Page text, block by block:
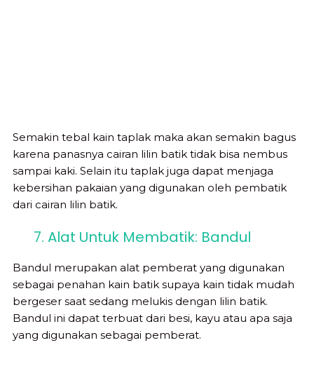
Semakin tebal kain taplak maka akan semakin bagus
karena panasnya cairan lilin batik tidak bisa nembus
sampai kaki. Selain itu taplak juga dapat menjaga
kebersihan pakaian yang digunakan oleh pembatik
dari cairan lilin batik.
7. Alat Untuk Membatik: Bandul
Bandul merupakan alat pemberat yang digunakan
sebagai penahan kain batik supaya kain tidak mudah
bergeser saat sedang melukis dengan lilin batik.
Bandul ini dapat terbuat dari besi, kayu atau apa saja
yang digunakan sebagai pemberat.